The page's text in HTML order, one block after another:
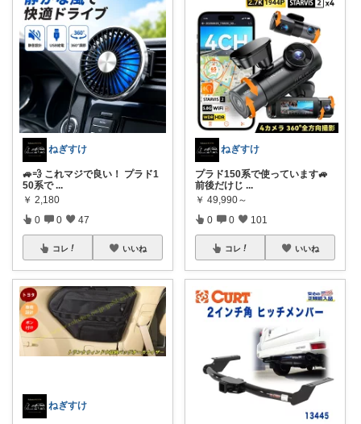
ねぎすけ
🚙💨 これマジで良い！ プラド1
50系で ...
￥ 2,180
0 0 47
コレ いいね
ねぎすけ
ねぎすけ
プラド150系で使っています🚙
前後だけじ ...
￥ 49,990～
0 0 101
コレ いいね